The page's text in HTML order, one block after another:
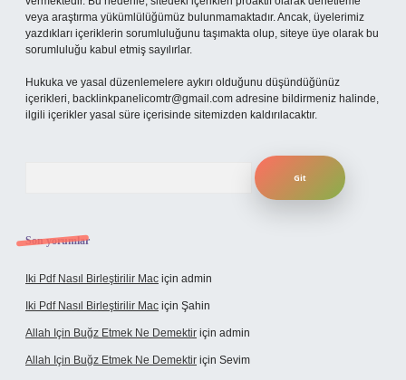
veya araştırma yükümlülüğümüz bulunmamaktadır. Ancak, üyelerimiz
yazdıkları içeriklerin sorumluluğunu taşımakta olup, siteye üye olarak bu
sorumluluğu kabul etmiş sayılırlar.
Hukuka ve yasal düzenlemelere aykırı olduğunu düşündüğünüz
içerikleri, backlinkpanelicomtr@gmail.com adresine bildirmeniz halinde,
ilgili içerikler yasal süre içerisinde sitemizden kaldırılacaktır.
Son yorumlar
Iki Pdf Nasıl Birleştirilir Mac için admin
Iki Pdf Nasıl Birleştirilir Mac için Şahin
Allah Için Buğz Etmek Ne Demektir için admin
Allah Için Buğz Etmek Ne Demektir için Sevim